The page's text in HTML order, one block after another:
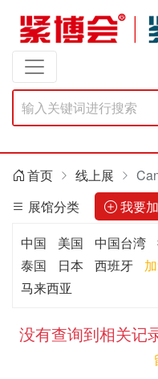
首页 线上展
展馆分类
我要
中国
美国 中国台湾
泰国
日本 西班牙
马来西亚
没有查询到相关记